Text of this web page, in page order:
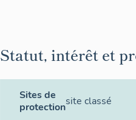
Statut, intérêt et
Sites de
protectionsite classé